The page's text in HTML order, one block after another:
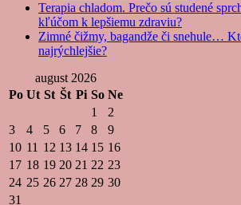
Terapia chladom. Prečo sú studené
kľúčom k lepšiemu zdraviu?
Zimné čižmy, bagandže či snehule…
najrýchlejšie?
august 2026
Po Ut St Št Pi So Ne
1
2
3
4 5 6 7 8
9
10 11 12 13 14 15 16
17 18 19 20 21 22 23
24 25 26 27 28 29 30
31